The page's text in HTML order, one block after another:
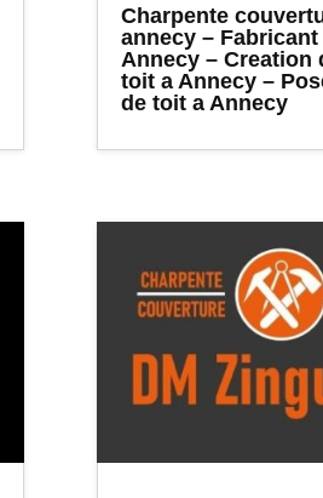
Charpente
annecy –
Annecy – Creation
toit a Annecy –
de toit a Annecy